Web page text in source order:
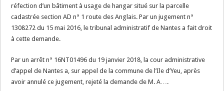
réfection d’un bâtiment à usage de hangar situé sur la parcelle
cadastrée section AD n° 1 route des Anglais. Par un jugement n°
1308272 du 15 mai 2016, le tribunal administratif de Nantes a fait droit
à cette demande.
Par un arrêt n° 16NT01496 du 19 janvier 2018, la cour administrative
d’appel de Nantes a, sur appel de la commune de l’Ile d’Yeu, après
avoir annulé ce jugement, rejeté la demande de M. A….